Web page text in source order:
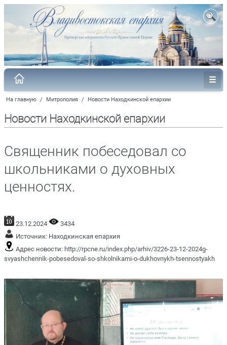
На главную / Митрополия / Новости Находкинской епархии
Новости Находкинской епархии
Священник побеседовал со
школьниками о духовных
ценностях.
23.12.2024
3434
Источник: Находкинская епархия
Адрес новости: http://rpcne.ru/index.php/arhiv/3226-23-12-2024g-
svyashchennik-pobesedoval-so-shkolnikami-o-dukhovnykh-tsennostyakh